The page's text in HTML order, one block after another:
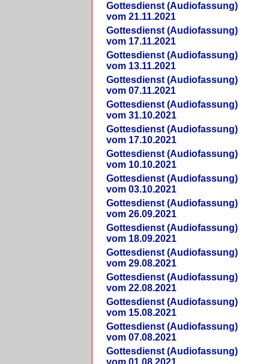
Gottesdienst (Audiofassung)
vom 21.11.2021
Gottesdienst (Audiofassung)
vom 17.11.2021
Gottesdienst (Audiofassung)
vom 13.11.2021
Gottesdienst (Audiofassung)
vom 07.11.2021
Gottesdienst (Audiofassung)
vom 31.10.2021
Gottesdienst (Audiofassung)
vom 17.10.2021
Gottesdienst (Audiofassung)
vom 10.10.2021
Gottesdienst (Audiofassung)
vom 03.10.2021
Gottesdienst (Audiofassung)
vom 26.09.2021
Gottesdienst (Audiofassung)
vom 18.09.2021
Gottesdienst (Audiofassung)
vom 29.08.2021
Gottesdienst (Audiofassung)
vom 22.08.2021
Gottesdienst (Audiofassung)
vom 15.08.2021
Gottesdienst (Audiofassung)
vom 07.08.2021
Gottesdienst (Audiofassung)